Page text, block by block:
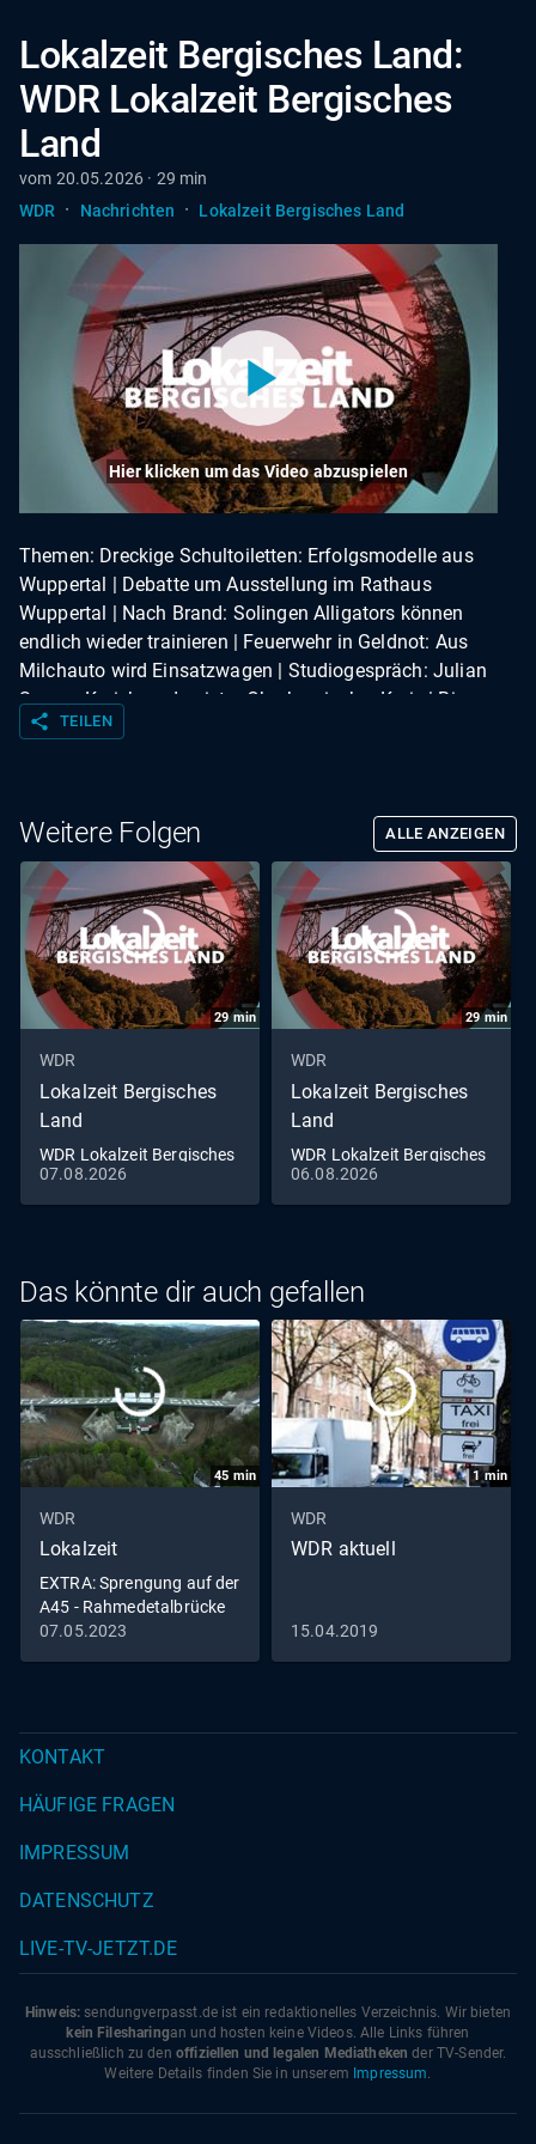
Lokalzeit Bergisches Land:
WDR Lokalzeit Bergisches
Land
vom 20.05.2026 · 29 min
WDR
· Nachrichten · Lokalzeit Bergisches Land
Hier klicken um das Video abzuspielen
Themen: Dreckige Schultoiletten: Erfolgsmodelle aus
Wuppertal | Debatte um Ausstellung im Rathaus
Wuppertal | Nach Brand: Solingen Alligators können
endlich wieder trainieren | Feuerwehr in Geldnot: Aus
Milchauto wird Einsatzwagen | Studiogespräch: Julian
Seeger, Kreisbrandmeister Oberbergischer Kreis | Bienen
für Anfänger:innen: Imkern lernen zum Weltbienentag |
share TEILEN
Weitere Folgen ALLE ANZEIGEN
29min
WDR
Lokalzeit Bergisches
Land
WDR Lokalzeit Bergisches
Land
07.08.2026
29min
WDR
Lokalzeit Bergisches
Land
WDR Lokalzeit Bergisches
Land
06.08.2026
Das könnte dir auch gefallen
45 min
WDR
Lokalzeit
EXTRA: Sprengung auf der
A45 - Rahmedetalbrücke
in Lüdenscheid fällt
07.05.2023
1min
WDR
WDR aktuell
15.04.2019
KONTAKT
HÄUFIGE FRAGEN
IMPRESSUM
DATENSCHUTZ
LIVE-TV-JETZT.DE
Hinweis: sendungverpasst.de ist ein redaktionelles Verzeichnis. Wir bieten
kein Filesharingan und hosten keine Videos. Alle Links führen
ausschließlich zu den offiziellen und legalen Mediatheken der TV-Sender.
Weitere Details finden Sie in unserem Impressum.